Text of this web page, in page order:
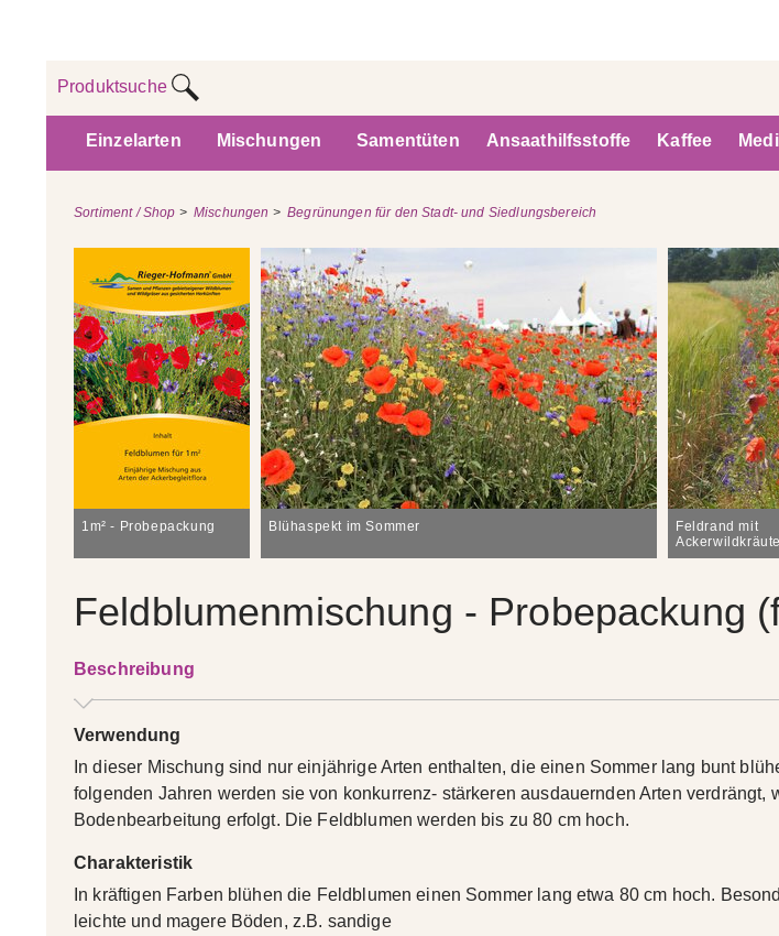
Produktsuche
Einzelarten Mischungen Samentüten Ansaathilfsstoffe Kaffee
Sortiment / Shop >Mischungen >Begrünungen für den Stadt- und Siedlungsbereich
1m² - Probepackung Blühaspekt im Sommer
Feldrand mit
Feldblumenmischung - Probepackung
Beschreibung
Verwendung
In dieser Mischung sind nur einjährige Arten enthalten, die einen Sommer lang bunt
folgenden Jahren werden sie von konkurrenz- stärkeren ausdauernden Arten verdrängt,
Bodenbearbeitung erfolgt. Die Feldblumen werden bis zu 80 cm hoch.
Charakteristik
In kräftigen Farben blühen die Feldblumen einen Sommer lang etwa 80 cm hoch.
leichte und magere Böden, z.B. sandige